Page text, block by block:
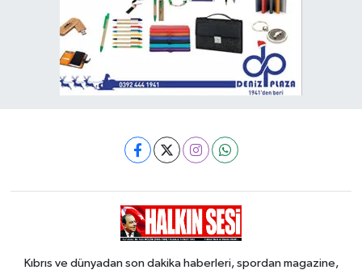
Kıbrıs ve dünyadan son dakika haberleri, spordan magazine,